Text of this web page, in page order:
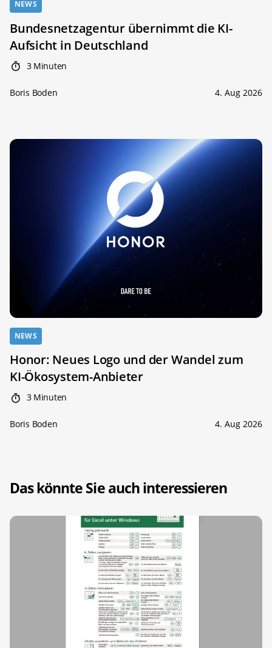
NEWS
Bundesnetzagentur übernimmt die KI-
Aufsicht in Deutschland
3 Minuten
Boris Boden 4. Aug 2026
NEWS
Honor: Neues Logo und der Wandel zum
KI-Ökosystem-Anbieter
3 Minuten
Boris Boden 4. Aug 2026
Das könnte Sie auch interessieren